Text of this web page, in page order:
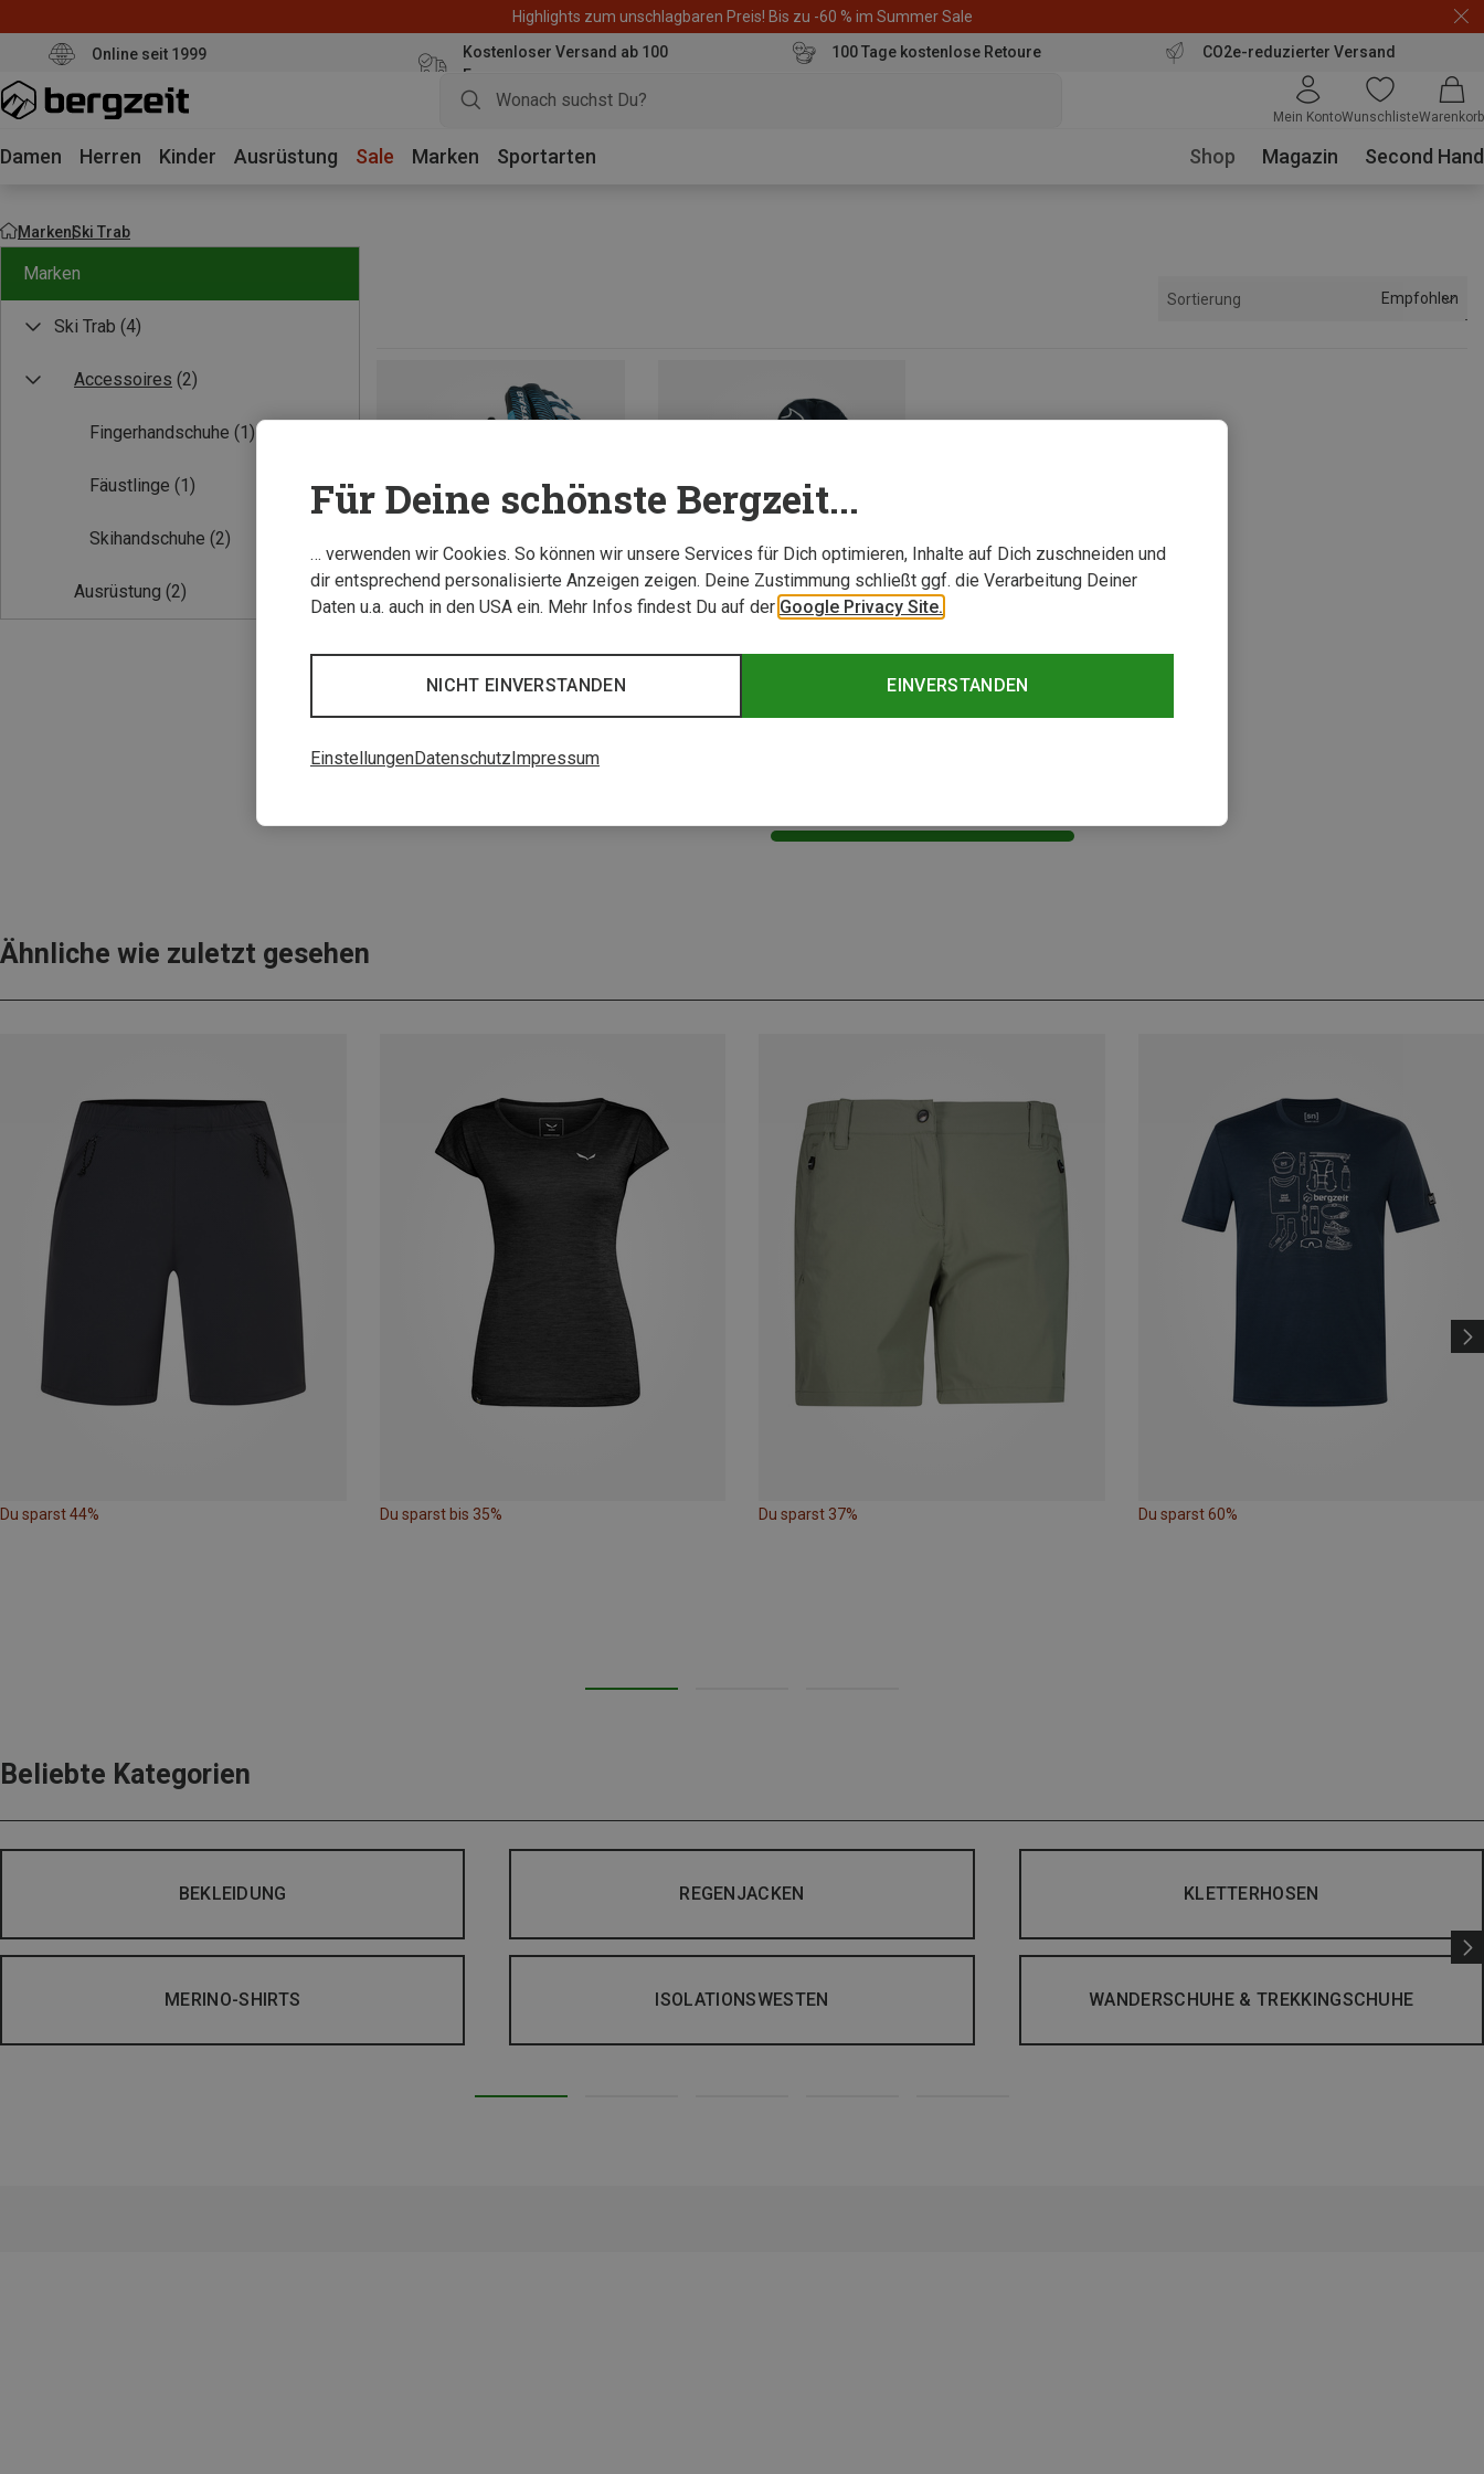
Highlights zum unschlagbaren Preis! Bis zu -60 % im Summer Sale
Online seit 1999
Kostenloser Versand ab 100
Euro
100 Tage kostenlose Retoure CO2e-reduzierter Versand
Mein KontoWunschlisteWarenkorb
Damen Herren Kinder Ausrüstung Sale Marken Sportarten Shop Magazin Second Hand
MarkenSki Trab
Marken
Ski Trab (4)
Accessoires (2)
Fingerhandschuhe (1)
Fäustlinge (1)
Skihandschuhe (2)
Ausrüstung (2)
Sortierung Empfohlen
Ähnliche wie zuletzt gesehen
Du sparst 44% Du sparst bis 35% Du sparst 37% Du sparst 60%
Beliebte Kategorien
BEKLEIDUNG REGENJACKEN KLETTERHOSEN
MERINO-SHIRTS ISOLATIONSWESTEN WANDERSCHUHE & TREKKINGSCHUHE
Für Deine schönste Bergzeit...
… verwenden wir Cookies. So können wir unsere Services für Dich optimieren, Inhalte auf Dich zuschneiden und
dir entsprechend personalisierte Anzeigen zeigen. Deine Zustimmung schließt ggf. die Verarbeitung Deiner
Daten u.a. auch in den USA ein. Mehr Infos findest Du auf der Google Privacy Site.
EINVERSTANDEN
NICHT EINVERSTANDEN
EinstellungenDatenschutzImpressum